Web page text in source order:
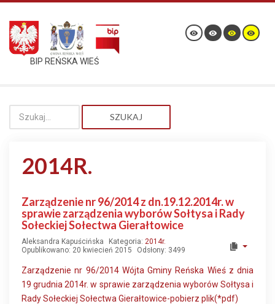
BIP REŃSKA WIEŚ
SZUKAJ
2014R.
Zarządzenie nr 96/2014 z dn.19.12.2014r. w
sprawie zarządzenia wyborów Sołtysa i Rady
Sołeckiej Sołectwa Gierałtowice
Aleksandra Kapuścińska Kategoria: 2014r.
Opublikowano: 20 kwiecień 2015
Odsłony: 3499
Zarządzenie nr 96/2014 Wójta Gminy Reńska Wieś z dnia
19 grudnia 2014r. w sprawie zarządzenia wyborów Sołtysa i
Rady Sołeckiej Sołectwa Gierałtowice-pobierz plik(*pdf)